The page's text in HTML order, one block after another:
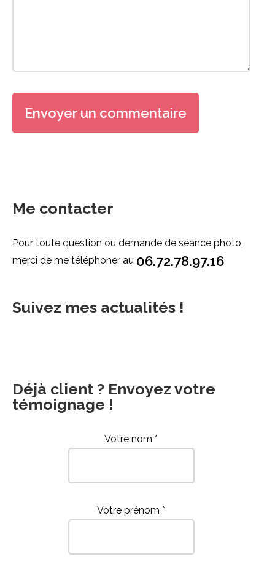
Me contacter
Pour toute question ou demande de séance photo,
merci de me téléphoner au 06.72.78.97.16
Suivez mes actualités !
Déjà client ? Envoyez votre
témoignage !
Votre nom *
Votre prénom *